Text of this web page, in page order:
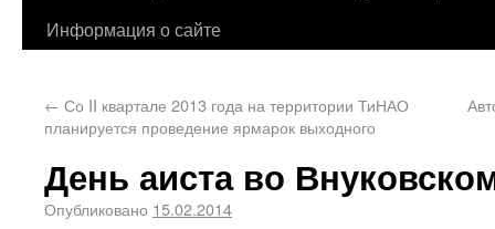
Информация о сайте
← Со II квартале 2013 года на территории ТиНАО
планируется проведение ярмарок выходного
День аиста во
Опубликовано 15.02.2014